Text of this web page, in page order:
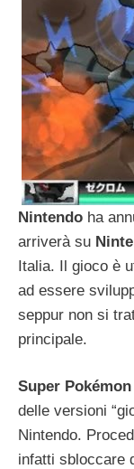
Nintendo ha
arriverà su
Italia. Il gioco è
ad essere
seppur non si
principale.
Super
delle versioni
Nintendo.
infatti sbloccare